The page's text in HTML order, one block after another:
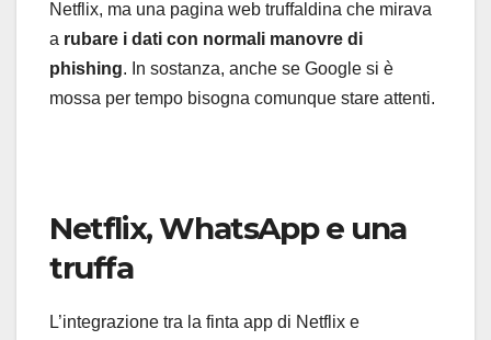
Netflix, ma una pagina web truffaldina che mirava
a rubare i dati con normali manovre di
phishing. In sostanza, anche se Google si è
mossa per tempo bisogna comunque stare attenti.
Netflix, WhatsApp e una
truffa
L’integrazione tra la finta app di Netflix e